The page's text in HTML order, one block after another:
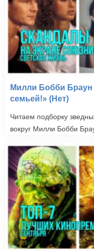
Милли Бобби
семьей!» (Нет)
Читаем подборку
вокруг Милли Бобби